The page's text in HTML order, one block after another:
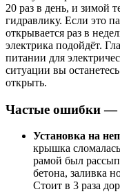
20 раз в день, и зимой
гидравлику. Если это
открывается раз в
электрика подойдёт.
питании для
ситуации вы
открыть.
Частые ошибки —
Установка на
крышка
рамой был
бетона, заливка
Стоит в 3 раза